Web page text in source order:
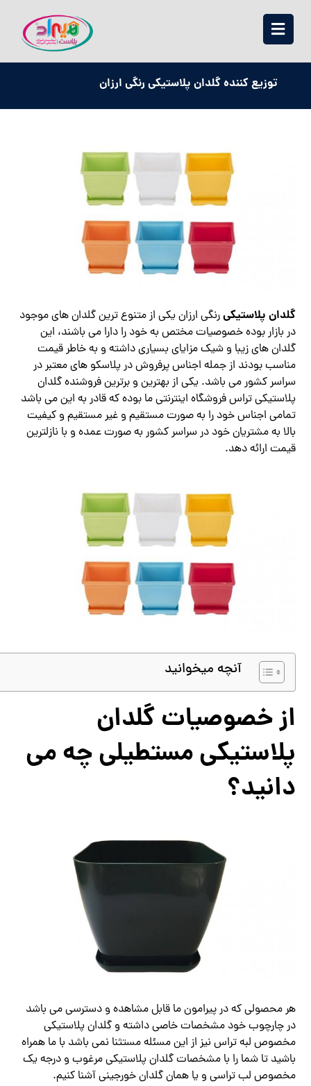
توزیع کننده گلدان پلاستیکی رنگی ارزان
گلدان پلاستیکیرنگی ارزان یکی از متنوع ترین گلدان های موجود
در بازار بوده خصوصیات مختص به خود را دارا می باشند، این
گلدان های زیبا و شیک مزایای بسیاری داشته و به خاطر قیمت
مناسب بودند از جمله اجناس پرفروش در پلاسکو های معتبر در
سراسر کشور می باشد. یکی از بهترین و برترین فروشنده گلدان
پلاستیکی تراس فروشگاه اینترنتی ما بوده که قادر به این می باشد
تمامی اجناس خود را به صورت مستقیم و غیر مستقیم و کیفیت
بالا به مشتریان خود در سراسر کشور به صورت عمده و با نازلترین
قیمت ارائه دهد.
آنچه میخوانید
از خصوصیات گلدان
پلاستیکی مستطیلی چه می
دانید؟
هر محصولی که در پیرامون ما قابل مشاهده و دسترسی می باشد
در چارچوب خود مشخصات خاصی داشته و گلدان پلاستیکی
مخصوص لبه تراس نیز از این مسئله مستثنا نمی باشد با ما همراه
باشید تا شما را با مشخصات گلدان پلاستیکی مرغوب و درجه یک
مخصوص لب تراسی و یا همان گلدان خورجینی آشنا کنیم.